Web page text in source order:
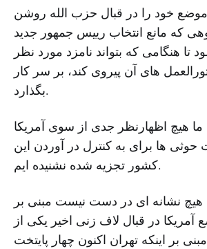
موضع خود را در قبال حزب الله روشن
که مانع انتخاب رییس جمهور جدید
تا هنگامی که بتواند نامزد مورد نظر
های آن پیروی کند، بر سر کار
بگذارد.
ما هیچ اظهارنظر جدی از سوی آمریکا
حوثی ها برای به کنترل در آوردن این
کشور تجزیه شده نشنیده ایم.
هیچ نشانه ای در دست نیست مبنی بر
آمریکا در قبال لاف زنی اخیر یکی از
بر اینکه تهران اکنون چهار پایتخت